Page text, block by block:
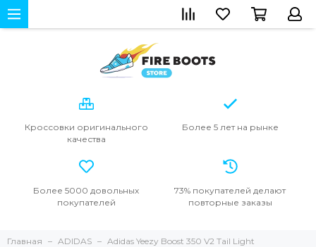
Кроссовки оригинального
качества
Более 5 летна рынке
Более 5000 довольных
покупателей
73% покупателей делают
повторные заказы
Главная ADIDAS Adidas Yeezy Boost 350 V2 Tail Light